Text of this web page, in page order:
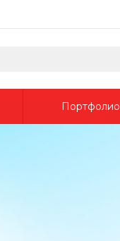
Портфолио